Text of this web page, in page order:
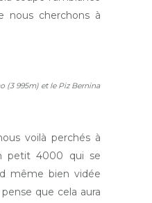
nous cherchons à
(3 995m) et le Piz Bernina
voilà perchés à
petit 4000 qui se
même bien vidée
que cela aura